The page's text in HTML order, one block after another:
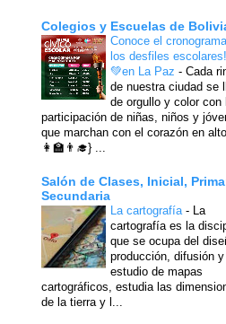
Colegios y Escuelas de
Conoce el
los desfiles
💚en La Paz - Cada
de nuestra ciudad se
de orgullo y color con
participación de niñas, niños y
que marchan con el corazón en
👩‍🏫👨‍🎓} ...
Salón de Clases, Inicial,
Secundaria
La cartografía -
La
cartografía es la
que se ocupa del
producción, difusión y
estudio de mapas
cartográficos, estudia las
de la tierra y l...